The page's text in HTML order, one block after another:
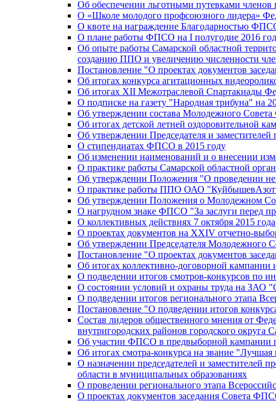
Об обеспечении льготными путевками членов
О «Школе молодого профсоюзного лидера»
О квоте на награждение Благодарностью
О плане работы ФПСО на I полугодие 2016
Об опыте работы Самарской областной
созданию ППО и увеличению численности
Постановление "О проектах документов
Об итогах конкурса агитационных
Об итогах XII Межотраслевой Спартакиады
О подписке на газету "Народная трибуна" на
Об утверждении состава Молодежного
Об итогах детской летней оздоровительной
Об утверждении Председателя и
О стипендиатах ФПСО в 2015 году
Об изменении наименований и о внесении
О практике работы Самарской областной
Об утверждении Положения "О проведении
О практике работы ППО ОАО
Об утверждении Положения о Молодежном
О нагрудном знаке ФПСО "За заслуги перед
О коллективных действиях 7 октября 2015 года
О проектах документов на XXIV отчетно-
Об утверждении Председателя Молодежного
Постановление "О проектах документов
Об итогах коллективно-договорной
О подведении итогов смотров-конкурсов по
О состоянии условий и охраны труда на ЗАО
О подведении итогов регионального этапа
Постановление "О подведении итогов
Состав лидеров общественного мнения от
внутригородских районов городского округа
Об участии ФПСО в предвыборной кампании
Об итогах смотра-конкурса на звание
О назначении председателей и заместителей
области в муниципальных образованиях
О проведении регионального этапа
О проектах документов заседания Совета